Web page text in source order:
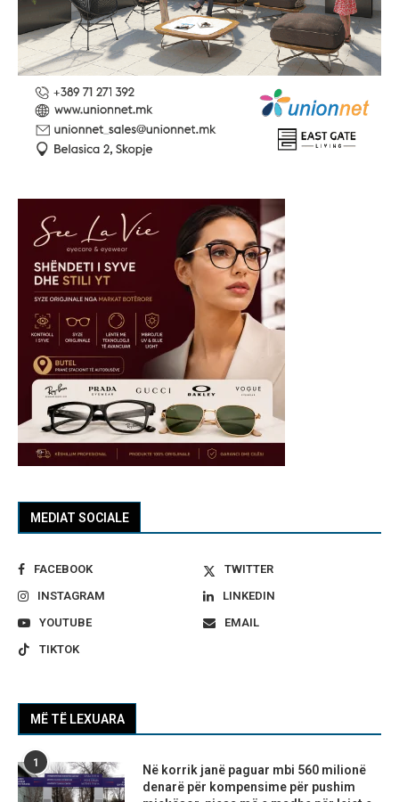
MEDIAT SOCIALE
FACEBOOK
TWITTER
INSTAGRAM
LINKEDIN
YOUTUBE
EMAIL
TIKTOK
MË TË LEXUARA
1
Në korrik janë paguar mbi 560 milionë
denarë për kompensime për pushim